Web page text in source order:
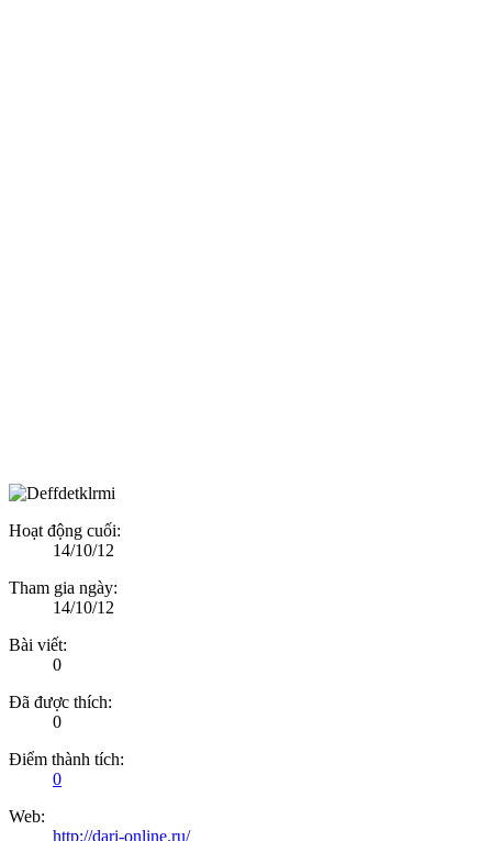
Hoạt động cuối:
14/10/12
Tham gia ngày:
14/10/12
Bài viết:
0
Đã được thích:
0
Điểm thành tích:
0
Web:
http://dari-online.ru/